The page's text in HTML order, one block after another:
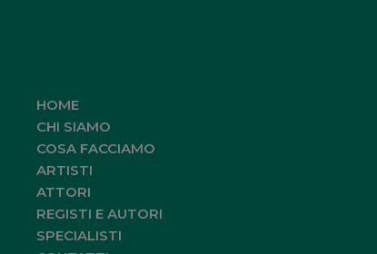
HOME
CHI SIAMO
COSA FACCIAMO
ARTISTI
ATTORI
REGISTI E AUTORI
SPECIALISTI